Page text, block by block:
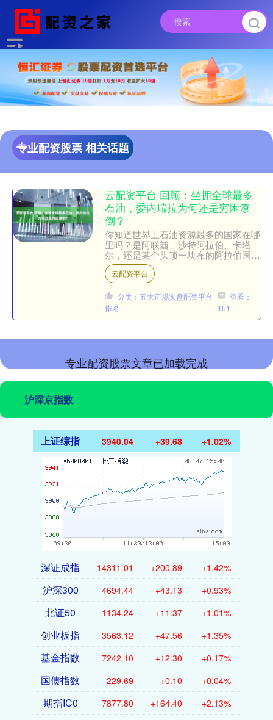
专业配资股票 相关话题
云配资平台 回顾：坐拥全球最多
石油，委内瑞拉为何还是穷困潦
倒？
你知道世界上石油资源最多的国家在哪
里吗？是阿联酋、沙特阿拉伯、卡塔
尔，还是某个头顶一块布的阿拉伯国
家？其实，真正的答案在南美洲，这个
国家叫做委内瑞拉。除了丰富的....
云配资平台
分类：五大正规实盘配资平台
排名
查看：
151
专业配资股票文章已加载完成
沪深京指数
上证综指 3940.04 +39.68 +1.02%
深证成指 14311.01 +200.89 +1.42%
沪深300 4694.44 +43.13 +0.93%
北证50 1134.24 +11.37 +1.01%
创业板指 3563.12 +47.56 +1.35%
基金指数 7242.10 +12.30 +0.17%
国债指数 229.69 +0.10 +0.04%
期指IC0 7877.80 +164.40 +2.13%